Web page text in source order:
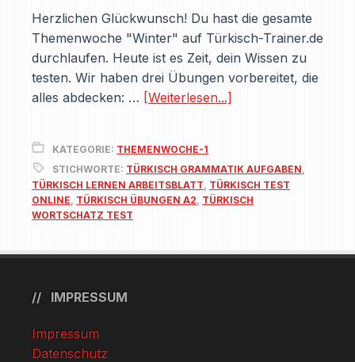
Herzlichen Glückwunsch! Du hast die gesamte
Themenwoche "Winter" auf Türkisch-Trainer.de
durchlaufen. Heute ist es Zeit, dein Wissen zu
testen. Wir haben drei Übungen vorbereitet, die
alles abdecken: … [Weiterlesen...]
KATEGORIE: THEMENWOCHE-1
STICHWORTE: TÜRKISCH GRAMMATIK AUFGABEN,
TÜRKISCH LERNEN ARBEITSBLATT, TÜRKISCH TEST
ONLINE, TÜRKISCH ÜBUNGEN A2, TÜRKISCH
WORTSCHATZ TEST
IMPRESSUM
Impressum
Datenschutz